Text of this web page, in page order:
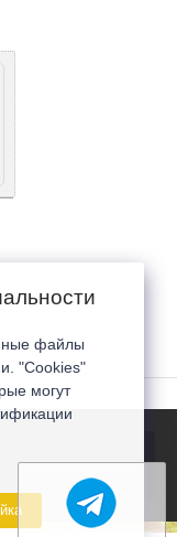
файлы
"Cookies"
могут